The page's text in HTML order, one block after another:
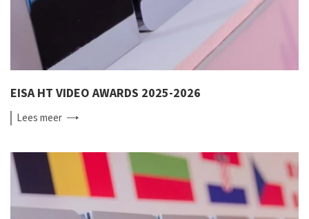
EISA HT VIDEO AWARDS 2025-2026
Leesmeer